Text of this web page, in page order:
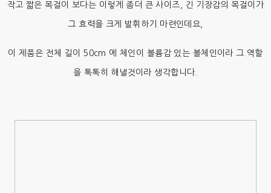
작고 짧은 목걸이 보다는 이렇게 좀더 큰 사이즈, 긴 기장감의 목걸이가
그 효력을 크게 발휘하기 마련인데요,
이 제품은 전체 길이 50cm 에 체인이 볼륨감 있는 볼체인이라 그 역할
을 톡톡히 해낼것이라 생각합니다.